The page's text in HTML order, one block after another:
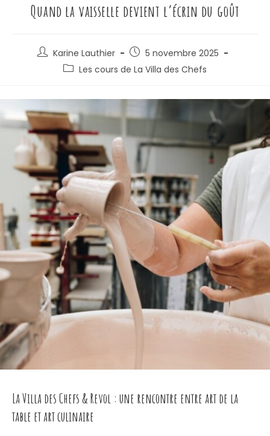
Quand la vaisselle devient l’écrin du goût
Karine Lauthier
5 novembre 2025
Les cours de La Villa des Chefs
La Villa des Chefs & Revol : une rencontre entre art de la
table et art culinaire